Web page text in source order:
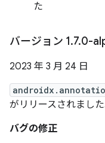
た
バージョン 1.7.0-
2023 年 3 月 24 日
がリリースされました
バグの修正